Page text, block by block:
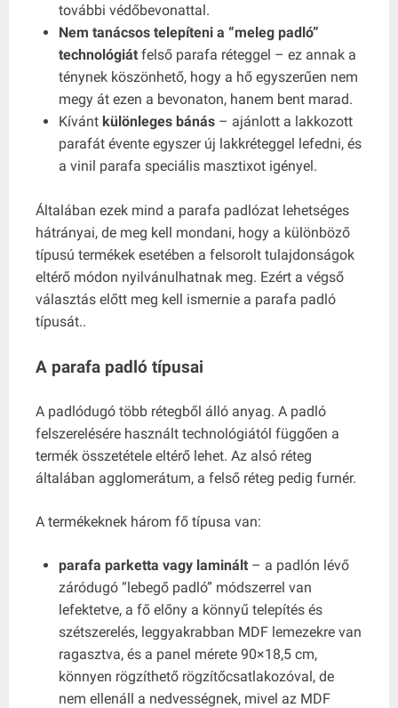
további védőbevonattal.
Nem tanácsos telepíteni a “meleg padló”
technológiátfelső parafa réteggel – ez annak a
ténynek köszönhető, hogy a hő egyszerűen nem
megy át ezen a bevonaton, hanem bent marad.
Kívánt különleges bánás– ajánlott a lakkozott
parafát évente egyszer új lakkréteggel lefedni, és
a vinil parafa speciális masztixot igényel.
Általában ezek mind a parafa padlózat lehetséges
hátrányai, de meg kell mondani, hogy a különböző
típusú termékek esetében a felsorolt ​​tulajdonságok
eltérő módon nyilvánulhatnak meg. Ezért a végső
választás előtt meg kell ismernie a parafa padló
típusát..
A parafa padló típusai
A padlódugó több rétegből álló anyag. A padló
felszerelésére használt technológiától függően a
termék összetétele eltérő lehet. Az alsó réteg
általában agglomerátum, a felső réteg pedig furnér.
A termékeknek három fő típusa van:
parafa parketta vagy laminált– a padlón lévő
záródugó “lebegő padló” módszerrel van
lefektetve, a fő előny a könnyű telepítés és
szétszerelés, leggyakrabban MDF lemezekre van
ragasztva, és a panel mérete 90×18,5 cm,
könnyen rögzíthető rögzítőcsatlakozóval, de
nem ellenáll a nedvességnek, mivel az MDF